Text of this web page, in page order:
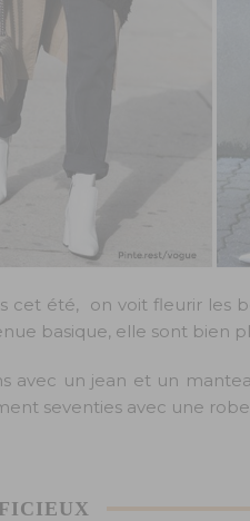
cet été, on voit fleurir les
basique, elle sont bien
avec un jean et un
seventies avec une